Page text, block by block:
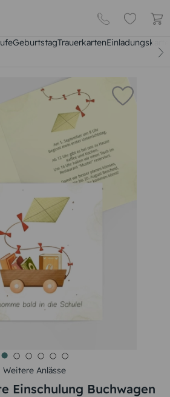
GeburtstagTrauerkarten
Weitere Anlässe
Einschulung Buchwagen